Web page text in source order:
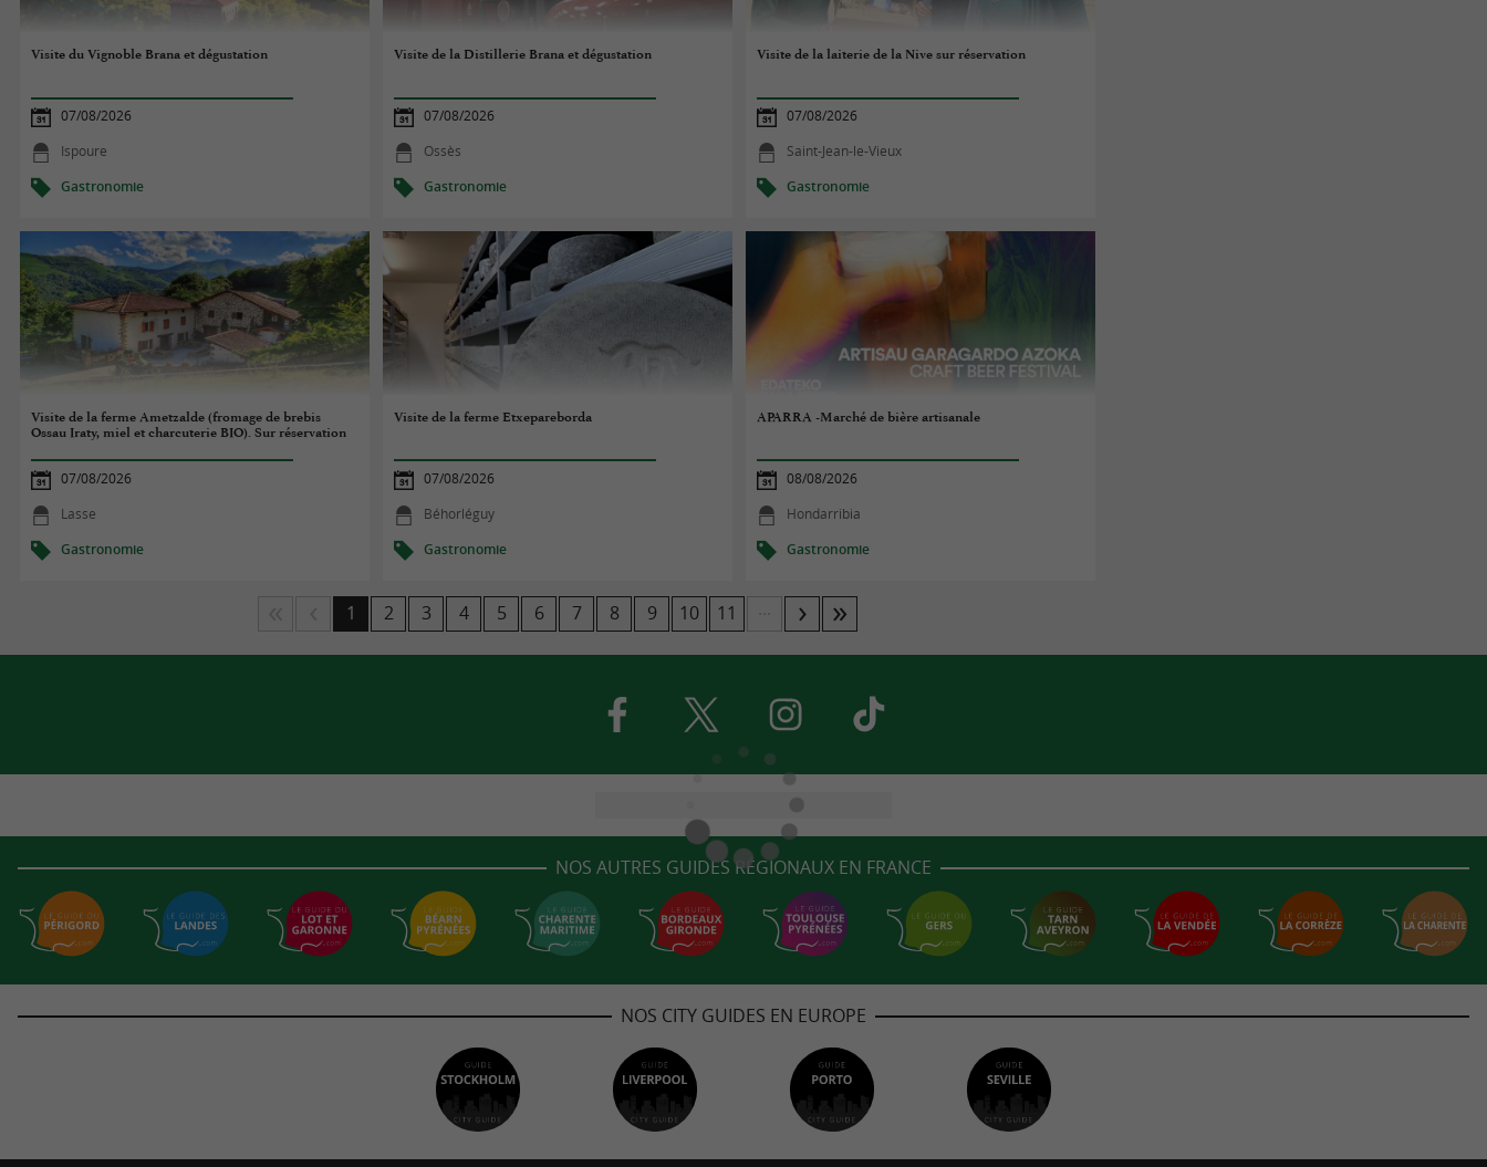
Visite du Vignoble Brana et dégustation
07/08/2026
Ispoure
Gastronomie
Visite de la Distillerie Brana et dégustation
07/08/2026
Ossès
Gastronomie
Visite de la laiterie de la Nive sur réservation
07/08/2026
Saint-Jean-le-Vieux
Gastronomie
Visite de la ferme Ametzalde (fromage de brebis
Ossau Iraty, miel et charcuterie BIO). Sur réservation
07/08/2026
Lasse
Gastronomie
Visite de la ferme Etxepareborda
07/08/2026
Béhorléguy
Gastronomie
APARRA -Marché de bière artisanale
08/08/2026
Hondarribia
Gastronomie
1 2 3 4 5 6 7 8 9 10 11
NOS AUTRES GUIDES RÉGIONAUX EN FRANCE
NOS CITY GUIDES EN EUROPE